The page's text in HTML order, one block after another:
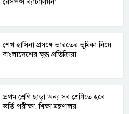
রেসপন্স ব্যাটালিয়ন’
শেখ হাসিনা প্রসঙ্গে ভারতের ভূমিকা নিয়ে
বাংলাদেশের ক্ষুব্ধ প্রতিক্রিয়া
প্রথম শ্রেণি ছাড়া অন্য সব শ্রেণিতে হবে
ভর্তি পরীক্ষা: শিক্ষা মন্ত্রণালয়